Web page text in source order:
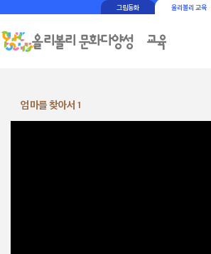
그림동화 올리볼리 교육
엄마를 찾아서 1